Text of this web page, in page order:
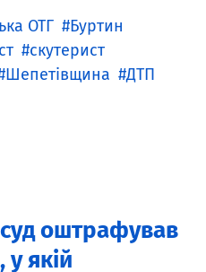
ОТГ
Буртин
скутерист
Шепетівщина
ДТП
оштрафував
якій